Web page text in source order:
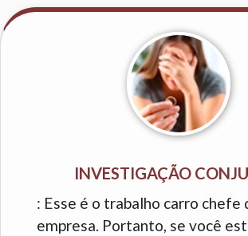
INVESTIGAÇÃO
: Esse é o trabalho carro chefe
empresa. Portanto, se você